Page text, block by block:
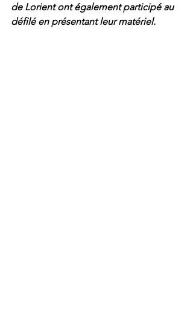
de Lorient ont également participé au
défilé en présentant leur matériel.